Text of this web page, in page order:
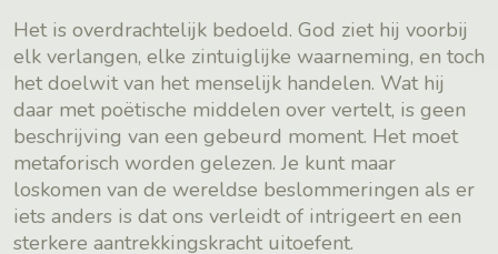
Het is overdrachtelijk bedoeld. God ziet hij voorbij
elk verlangen, elke zintuiglijke waarneming, en toch
het doelwit van het menselijk handelen. Wat hij
daar met poëtische middelen over vertelt, is geen
beschrijving van een gebeurd moment. Het moet
metaforisch worden gelezen. Je kunt maar
loskomen van de wereldse beslommeringen als er
iets anders is dat ons verleidt of intrigeert en een
sterkere aantrekkingskracht uitoefent.